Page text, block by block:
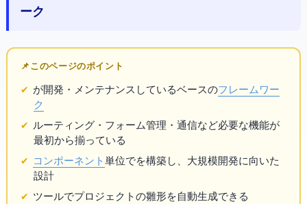
ーク
📌 このページのポイント
が開発・メンテナンスしているベースのフレームワー
ク
ルーティング・フォーム管理・通信など必要な機能が
最初から揃っている
コンポーネント単位でを構築し、大規模開発に向いた
設計
CLIツールでプロジェクトの雛形を自動生成できる